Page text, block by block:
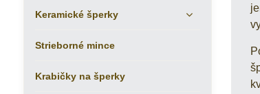
Keramické šperky
Strieborné mince
Krabičky na šperky